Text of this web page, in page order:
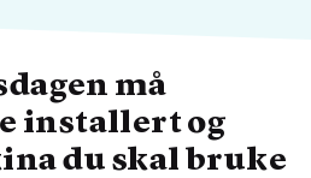
må
installert og
du skal bruke